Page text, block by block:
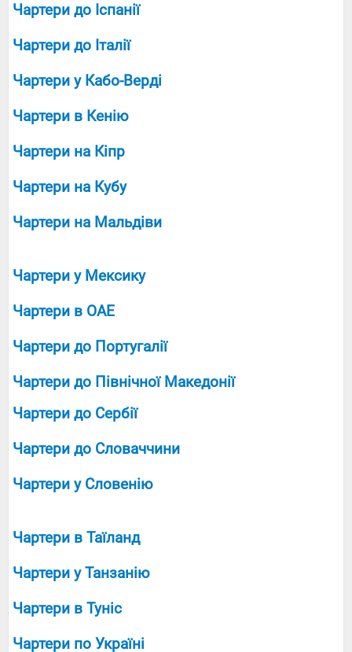
Чартери до Іспанії
Чартери до Італії
Чартери у Кабо-Верді
Чартери в Кенію
Чартери на Кіпр
Чартери на Кубу
Чартери на Мальдіви
Чартери у Мексику
Чартери в ОАЕ
Чартери до Португалії
Чартери до Північної Македонії
Чартери до Сербії
Чартери до Словаччини
Чартери у Словенію
Чартери в Таїланд
Чартери у Танзанію
Чартери в Туніс
Чартери по Україні